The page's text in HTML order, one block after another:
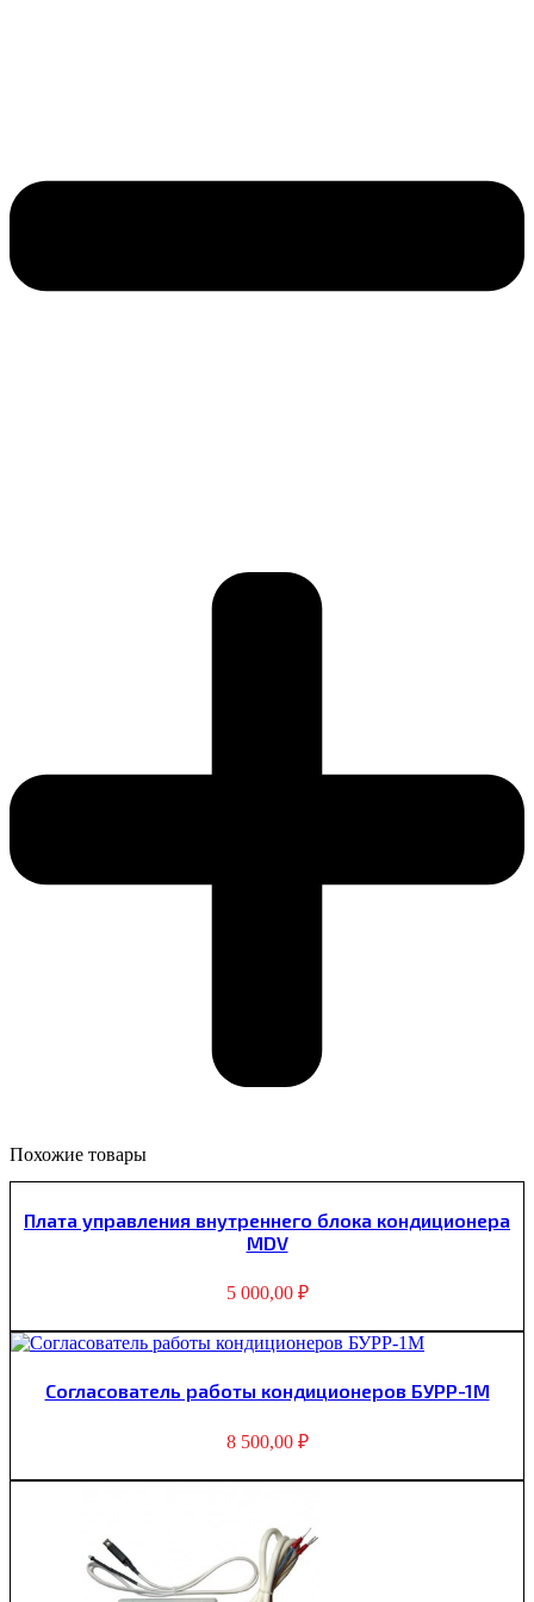
Похожие товары
Плата управления внутреннего блока кондиционера
MDV
5 000,00 ₽
Согласователь работы кондиционеров БУРР-1М
8 500,00 ₽